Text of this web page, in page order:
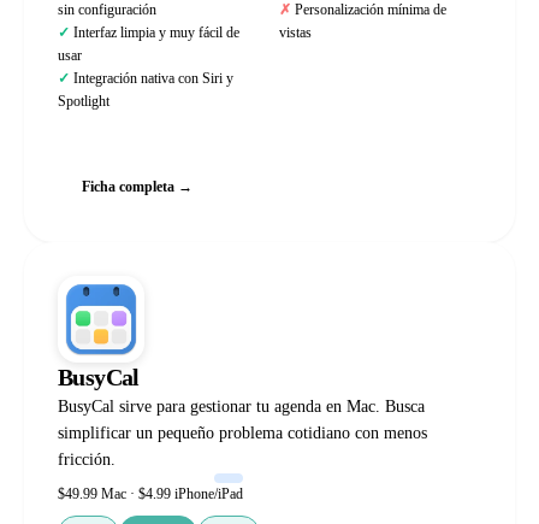
sin configuración
Interfaz limpia y muy fácil de
usar
Integración nativa con Siri y
Spotlight
Personalización mínima de
vistas
Ficha completa →
BusyCal
BusyCal sirve para gestionar tu agenda en Mac. Busca
simplificar un pequeño problema cotidiano con menos
fricción.
$49.99 Mac · $4.99 iPhone/iPad